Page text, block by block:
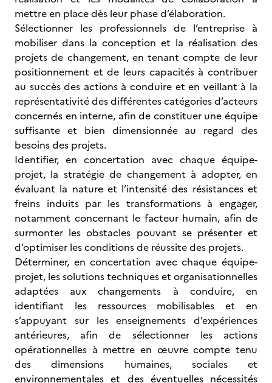
mettre en place dès leur phase d’élaboration.
Sélectionner les professionnels de l’entreprise à
mobiliser dans la conception et la réalisation des
projets de changement, en tenant compte de leur
positionnement et de leurs capacités à contribuer
au succès des actions à conduire et en veillant à la
représentativité des différentes catégories d’acteurs
concernés en interne, afin de constituer une équipe
suffisante et bien dimensionnée au regard des
besoins des projets.
Identifier, en concertation avec chaque équipe-
projet, la stratégie de changement à adopter, en
évaluant la nature et l’intensité des résistances et
freins induits par les transformations à engager,
notamment concernant le facteur humain, afin de
surmonter les obstacles pouvant se présenter et
d’optimiser les conditions de réussite des projets.
Déterminer, en concertation avec chaque équipe-
projet, les solutions techniques et organisationnelles
adaptées aux changements à conduire, en
identifiant les ressources mobilisables et en
s’appuyant sur les enseignements d’expériences
antérieures, afin de sélectionner les actions
opérationnelles à mettre en œuvre compte tenu
des dimensions humaines, sociales et
environnementales et des éventuelles nécessités